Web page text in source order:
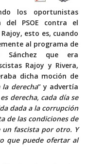
los oportunistas
del PSOE contra el
esto es, cuando
al programa de
Sánchez que era
Rajoy y Rivera,
dicha moción de
derecha” y advertía
derecha, cada día se
dada a la corrupción
de las condiciones de
fascista por otro. Y
que puede ofertar al